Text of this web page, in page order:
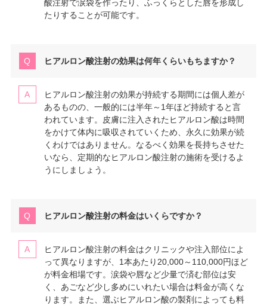
酸注射で涙袋を作ったり、ふっくらとした唇を形成し
たりすることが可能です。
ヒアルロン酸注射の効果は何年くらいもちますか？
ヒアルロン酸注射の効果が持続する期間には個人差が
あるものの、一般的には半年～1年ほど持続すると言
われています。皮膚に注入されたヒアルロン酸は時間
をかけて体内に吸収されていくため、永久に効果が続
くわけではありません。なるべく効果を長持ちさせた
いなら、定期的なヒアルロン酸注射の施術を受けるよ
うにしましょう。
ヒアルロン酸注射の料金はいくらですか？
ヒアルロン酸注射の料金はクリニックや注入部位によ
って異なりますが、1本あたり20,000～110,000円ほど
が料金相場です。涙袋や唇など少量で済む部位は安
く、あごなど少し多めにいれたい場合は料金が高くな
ります。また、選ぶヒアルロン酸の製剤によっても料